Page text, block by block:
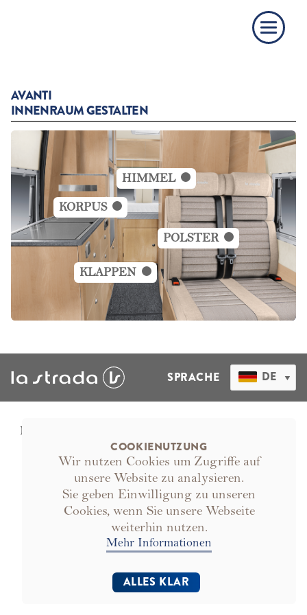
COOKIENUTZUNG
Wir nutzen Cookies um Zugriffe auf
unsere Website zu analysieren.
Sie geben Einwilligung zu unseren
Cookies, wenn Sie unsere Webseite
weiterhin nutzen.
Mehr Informationen
ALLES KLAR
AVANTI
INNENRAUM GESTALTEN
HIMMEL
KORPUS
POLSTER
KLAPPEN
SPRACHE DE
La Strada Fahrzeugbau
Am Sauerborn 19
Echzell /
Germany
Fax:+49 (0)60 08 - 91 11
- 20
Mail:info@lastrada-
mobile.de
IMPRESSUM DATENSCHUTZ